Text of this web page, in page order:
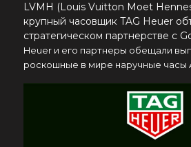
LVMH (Louis Vuitton Moet
крупный часовщик TAG Heuer
стратегическом партнерстве с
Heuer и его партнеры обещали
роскошные в мире наручные часы